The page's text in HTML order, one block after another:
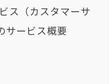
ス（カスタマーサ
サービス概要